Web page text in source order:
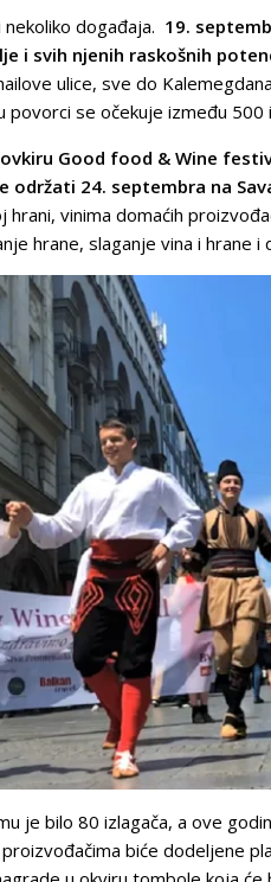
događaja. 19.
i svih njenih raskošnih
ulice, sve do
povorci se očekuje između 500
Good food & Wine
održati 24. septembra na
hrani, vinima domaćih
hrane, slaganje vina i hrane i
je bilo 80 izlagača, a ove
biće dodeljene